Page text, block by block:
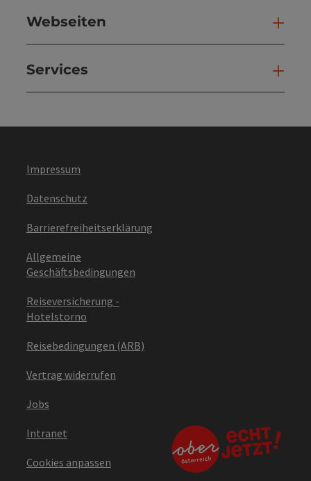
Webseiten
Services
Impressum
Datenschutz
Barrierefreiheitserklärung
Allgemeine
Geschäftsbedingungen
Reiseversicherung -
Hotelstorno
Reisebedingungen (ARB)
Vertrag widerrufen
Jobs
Intranet
Cookies anpassen